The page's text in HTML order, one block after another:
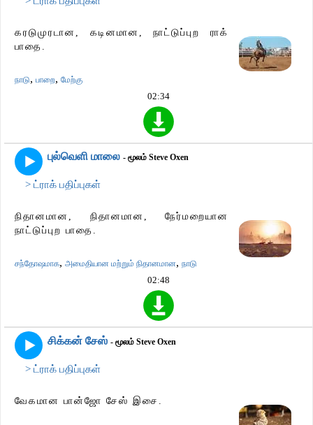
கரடுமுரடான, கடினமான, நாட்டுப்புற ராக்
பாதை.
நாடு, பாறை, மேற்கு
02:34
புல்வெளி மாலை - மூலம் Steve Oxen
> ட்ராக் பதிப்புகள்
நிதானமான, நிதானமான, நேர்மறையான
நாட்டுப்புற பாதை.
சந்தோஷமாக, அமைதியான மற்றும் நிதானமான, நாடு
02:48
சிக்கன் சேஸ் - மூலம் Steve Oxen
> ட்ராக் பதிப்புகள்
வேகமான பான்ஜோ சேஸ் இசை.